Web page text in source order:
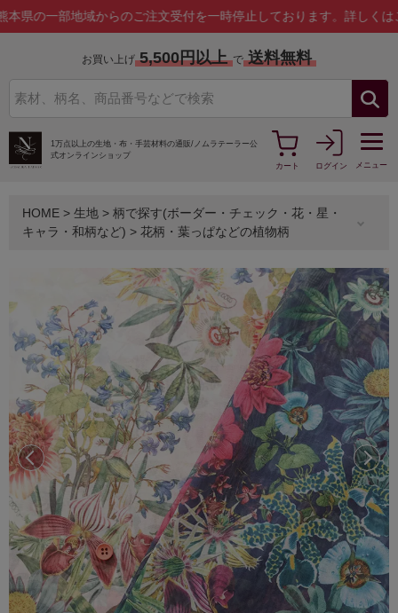
地域からのご注文受付を一時停止しております。詳しくはこちら
お買い上げ 5,500円以上 で 送料無料
1万点以上の生地・布・手芸材料の通販/ ノムラテーラー公
式オンラインショップ
カート
ログイン メニュー
HOME > 生地 > 柄で探す(ボーダー・チェック・花・星・
キャラ・和柄など) > 花柄・葉っぱなどの植物柄
前へ 次へ